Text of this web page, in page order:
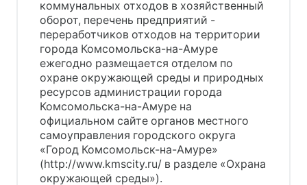
коммунальных отходов в хозяйственный
оборот, перечень предприятий -
переработчиков отходов на территории
города Комсомольска-на-Амуре
ежегодно размещается отделом по
охране окружающей среды и природных
ресурсов администрации города
Комсомольска-на-Амуре на
официальном сайте органов местного
самоуправления городского округа
«Город Комсомольск-на-Амуре»
(http://www.kmscity.ru/ в разделе «Охрана
окружающей среды»).